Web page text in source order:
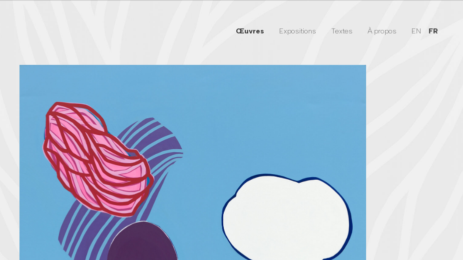
Œuvres Expositions Textes À propos EN FR